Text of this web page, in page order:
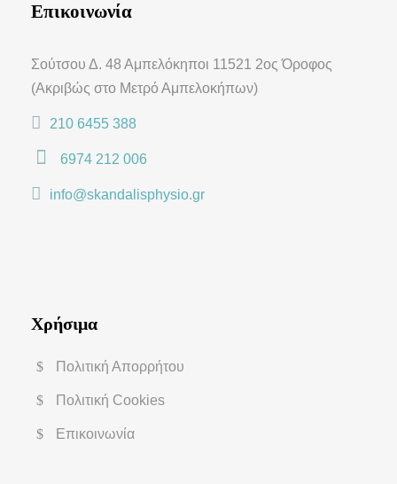
Επικοινωνία
Σούτσου Δ. 48 Αμπελόκηποι 11521 2ος Όροφος
(Ακριβώς στο Μετρό Αμπελοκήπων)
210 6455 388
6974 212 006
info@skandalisphysio.gr
Χρήσιμα
Πολιτική Απορρήτου
Πολιτική Cookies
Επικοινωνία